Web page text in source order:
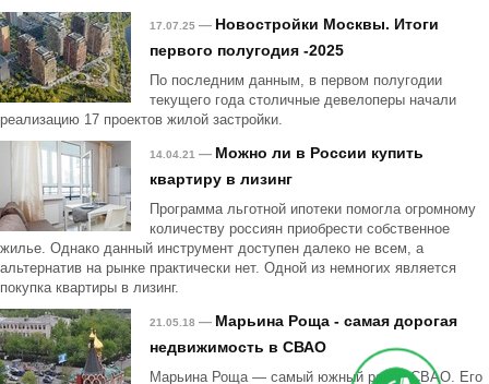
17.07.25 — Новостройки Москвы. Итоги
первого полугодия -2025
По последним данным, в первом полугодии
текущего года столичные девелоперы начали
реализацию 17 проектов жилой застройки.
14.04.21 — Можно ли в России купить
квартиру в лизинг
Программа льготной ипотеки помогла огромному
количеству россиян приобрести собственное
жилье. Однако данный инструмент доступен далеко не всем, а
альтернатив на рынке практически нет. Одной из немногих является
покупка квартиры в лизинг.
21.05.18 — Марьина Роща - самая дорогая
недвижимость в СВАО
Марьина Роща — самый южный район СВАО. Его